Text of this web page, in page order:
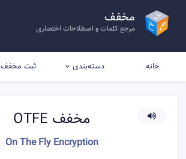
مخفف
مرجع کلمات و اصطلاحات اختصاری
خانه دسته‌بندی ثبت مخفف
مخفف OTFE
On The Fly Encryption